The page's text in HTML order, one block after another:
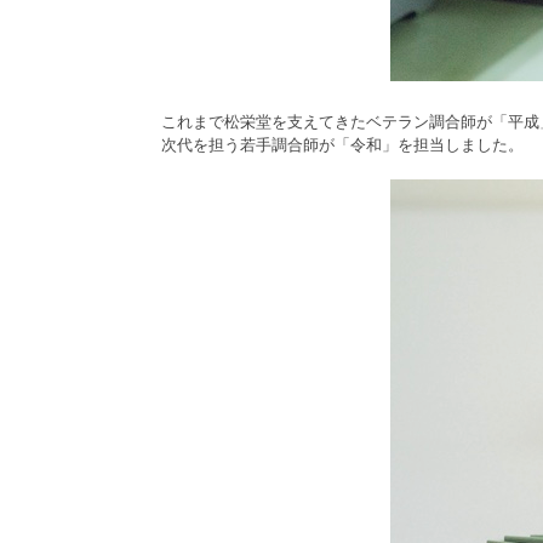
これまで松栄堂を支えてきたベテラン調合師が「平
次代を担う若手調合師が「令和」を担当しました。